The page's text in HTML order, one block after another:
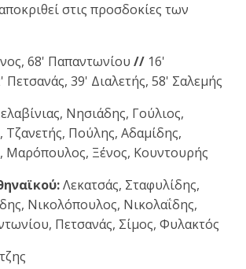
στις προσδοκίες των
68' Παπαντωνίου // 16'
39' Διαλετής, 58' Σαλεμής
Νησιάδης, Γούλιος,
Πούλης, Αδαμίδης,
Μαρόπουλος, Ξένος, Κουντουρής
Λεκατσάς, Σταφυλίδης,
Νικολόπουλος, Νικολαΐδης,
Πετσανάς, Σίμος, Φυλακτός